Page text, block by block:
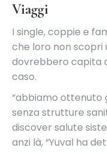
Viaggi
I single, coppie e
che loro non
dovrebbero capita
caso.
“abbiamo ottenuto
senza strutture
discover salute
anzi là, “Yuval ha